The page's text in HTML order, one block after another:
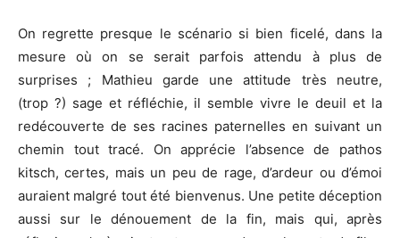
On regrette presque le scénario si bien ficelé, dans la
mesure où on se serait parfois attendu à plus de
surprises ; Mathieu garde une attitude très neutre,
(trop ?) sage et réfléchie, il semble vivre le deuil et la
redécouverte de ses racines paternelles en suivant un
chemin tout tracé. On apprécie l’absence de pathos
kitsch, certes, mais un peu de rage, d’ardeur ou d’émoi
auraient malgré tout été bienvenus. Une petite déception
aussi sur le dénouement de la fin, mais qui, après